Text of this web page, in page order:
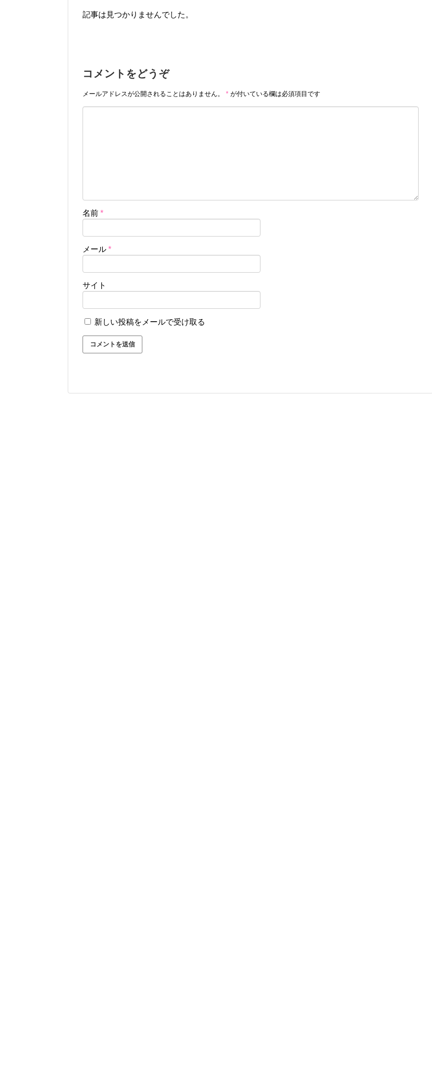
記事は見つかりませんでした。
コメントをどうぞ
メールアドレスが公開されることはありません。 * が付いている欄は必須項目です
名前 *
メール *
サイト
新しい投稿をメールで受け取る